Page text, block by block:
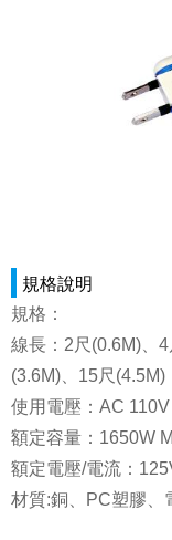
規格說明
規格：
線長：2尺(0.6M)、
(3.6M)、15尺(4.5M)
使用電壓：AC
額定容量：1650W
額定電壓/電流：
材質:銅、PC塑膠、